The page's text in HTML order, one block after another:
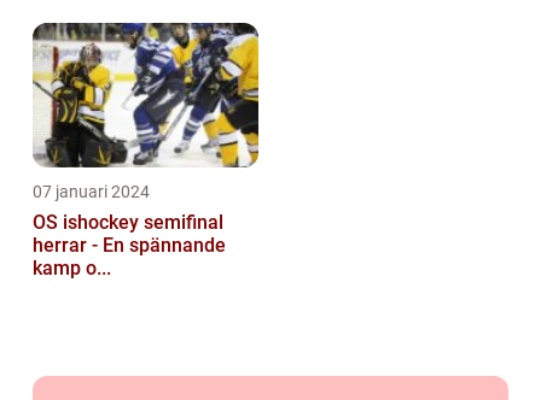
07 januari 2024
OS ishockey semifinal
herrar - En spännande
kamp o...